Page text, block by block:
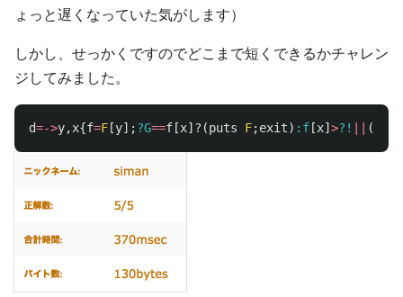
ょっと遅くなっていた気がします）
しかし、せっかくですのでどこまで短くできるかチャレン
ジしてみました。
d=->y,x{f=F [y];?G==f [x]?(puts F;exit) :f [x] >?! (